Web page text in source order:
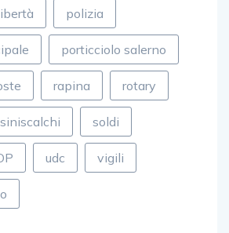
polizia
porticciolo salerno
rapina rotary
siniscalchi soldi
udc vigili